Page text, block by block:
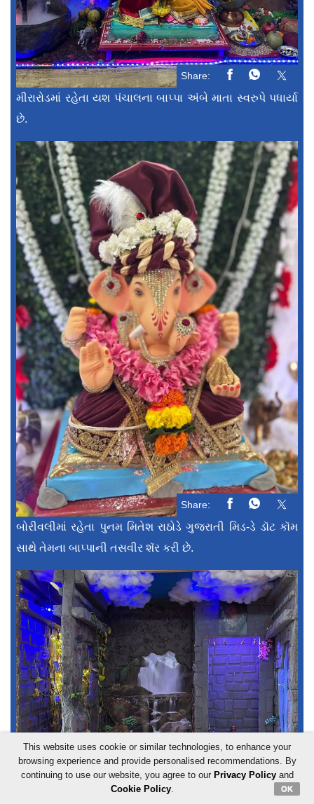
Share:
મીરારોડમાં રહેતા યશ પંચાલના બાપ્પા અંબે માતા સ્વરુપે પધાર્યા
છે.
Share:
બોરીવલીમાં રહેતા પુનમ મિતેશ રાઠોડે ગુજરાતી મિડ-ડે ડૉટ કૉમ
સાથે તેમના બાપ્પાની તસવીર શૅર કરી છે.
This website uses cookie or similar technologies, to enhance your
browsing experience and provide personalised recommendations. By
continuing to use our website, you agree to our Privacy Policyand
Cookie Policy. OK